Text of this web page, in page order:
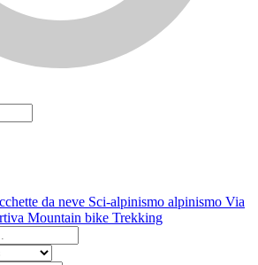
da neve Sci-alpinismo alpinismo Via
Mountain bike Trekking